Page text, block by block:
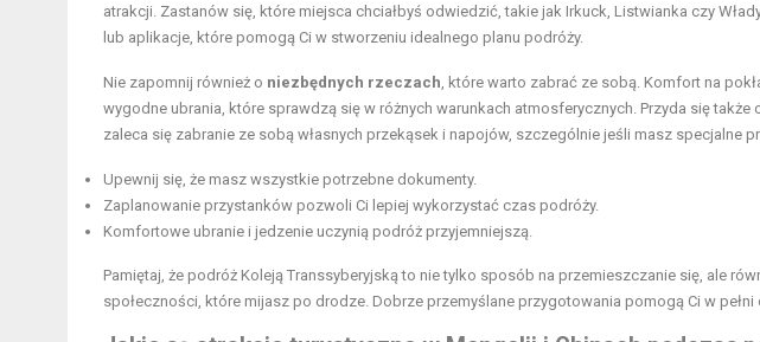
atrakcji. Zastanów się, które miejsca chciałbyś odwiedzić, takie jak Irkuck, Listwianka czy
lub aplikacje, które pomogą Ci w stworzeniu idealnego planu podróży.
Nie zapomnij również o niezbędnych rzeczach , które warto zabrać ze sobą. Komfort na
wygodne ubrania, które sprawdzą się w różnych warunkach atmosferycznych. Przyda się
zaleca się zabranie ze sobą własnych przekąsek i napojów, szczególnie jeśli masz specjalne
Upewnij się, że masz wszystkie potrzebne dokumenty.
Zaplanowanie przystanków pozwoli Ci lepiej wykorzystać czas podróży.
Komfortowe ubranie i jedzenie uczynią podróż przyjemniejszą.
Pamiętaj, że podróż Koleją Transsyberyjską to nie tylko sposób na przemieszczanie się, ale
społeczności, które mijasz po drodze. Dobrze przemyślane przygotowania pomogą Ci w